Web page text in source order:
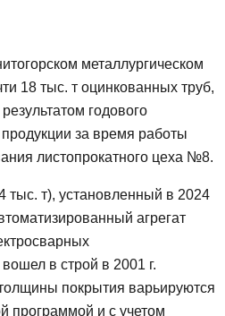
металлургическом
18 тыс. т оцинкованных труб,
годового
за время работы
листопрокатного цеха №8.
т), установленный в 2024
агрегат
в строй в 2001 г.
покрытия варьируются
программой и с учетом